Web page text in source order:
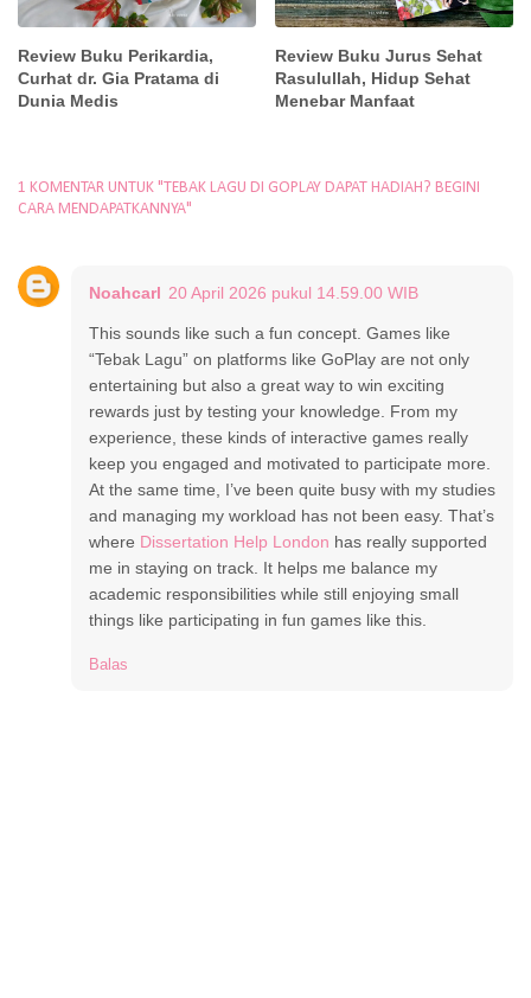
Review Buku Perikardia,
Curhat dr. Gia Pratama di
Dunia Medis
Review Buku Jurus Sehat
Rasulullah, Hidup Sehat
Menebar Manfaat
1 KOMENTAR UNTUK "TEBAK LAGU DI GOPLAY DAPAT HADIAH? BEGINI
CARA MENDAPATKANNYA"
Noahcarl 20 April 2026 pukul 14.59.00 WIB
This sounds like such a fun concept. Games like
“Tebak Lagu” on platforms like GoPlay are not only
entertaining but also a great way to win exciting
rewards just by testing your knowledge. From my
experience, these kinds of interactive games really
keep you engaged and motivated to participate more.
At the same time, I’ve been quite busy with my studies
and managing my workload has not been easy. That’s
where Dissertation Help London has really supported
me in staying on track. It helps me balance my
academic responsibilities while still enjoying small
things like participating in fun games like this.
Balas